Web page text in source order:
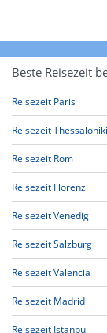
Beste Reisezeit
Reisezeit Paris
Reisezeit Thessaloniki
Reisezeit Rom
Reisezeit Florenz
Reisezeit Venedig
Reisezeit Salzburg
Reisezeit Valencia
Reisezeit Madrid
Reisezeit Istanbul